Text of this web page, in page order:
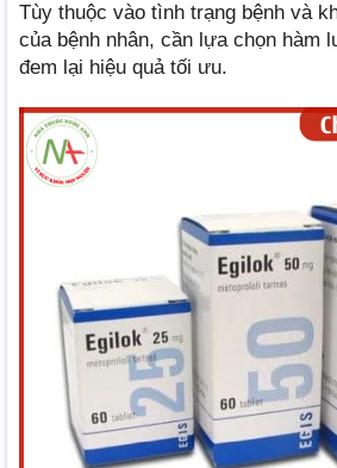
Tùy thuộc vào tình trạng bệnh và
của bệnh nhân, cần lựa chọn hàm
đem lại hiệu quả tối ưu.